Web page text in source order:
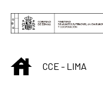
Skip to Main Content
INICIOCCE - LIMA